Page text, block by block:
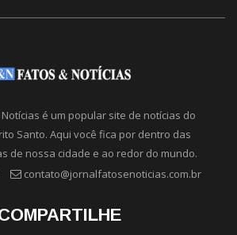
Notícias é um popular site de notícias do
Santo. Aqui você fica por dentro das
de nossa cidade e ao redor do mundo.
contato@jornalfatosenoticias.com.br